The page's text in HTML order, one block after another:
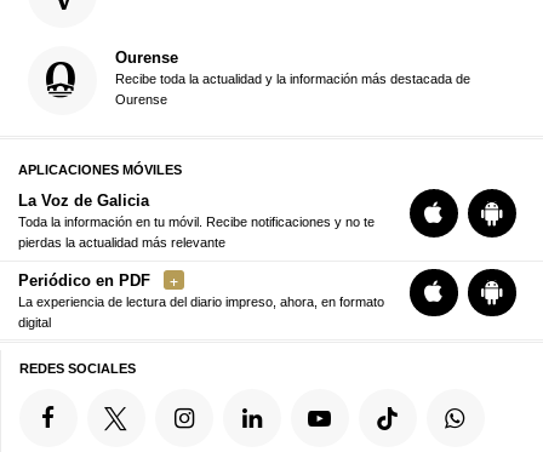
Ourense
Recibe toda la actualidad y la información más destacada de
Ourense
APLICACIONES MÓVILES
La Voz de Galicia
Toda la información en tu móvil. Recibe notificaciones y no te
pierdas la actualidad más relevante
Periódico en PDF
La experiencia de lectura del diario impreso, ahora, en formato
digital
REDES SOCIALES